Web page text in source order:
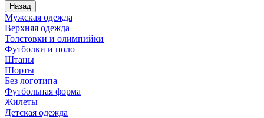
Назад
Мужская одежда
Верхняя одежда
Толстовки и олимпийки
Футболки и поло
Штаны
Шорты
Без логотипа
Футбольная форма
Жилеты
Детская одежда